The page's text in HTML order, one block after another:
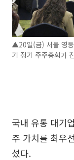
▲20일(금) 서울 영등
기 정기 주주총회가
국내 유통 대기
주 가치를 최우
섰다.